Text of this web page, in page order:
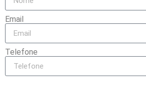
Email
Telefone